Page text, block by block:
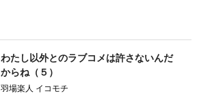
わたし以外とのラブコメは許さないんだ
からね（５）
羽場楽人 イコモチ